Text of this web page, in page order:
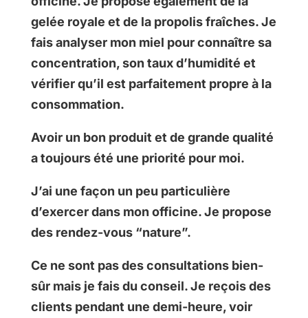
gelée royale et de la propolis fraîches. Je
fais analyser mon miel pour connaître sa
concentration, son taux d’humidité et
vérifier qu’il est parfaitement propre à la
consommation.
Avoir un bon produit et de grande qualité
a toujours été une priorité pour moi.
J’ai une façon un peu particulière
d’exercer dans mon officine. Je propose
des rendez-vous “nature”.
Ce ne sont pas des consultations bien-
sûr mais je fais du conseil. Je reçois des
clients pendant une demi-heure, voir